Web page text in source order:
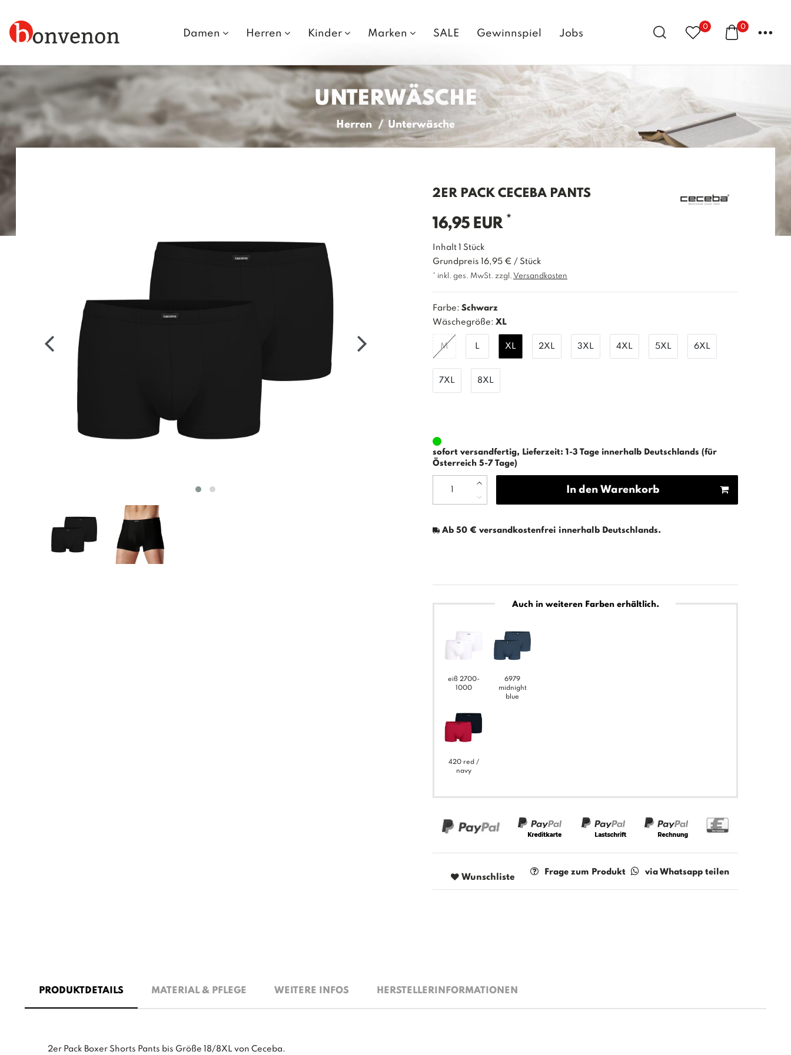
Damen Herren Kinder Marken SALE Gewinnspiel Jobs
0 0 ...
UNTERWÄSCHE
Herren Unterwäsche
2ER PACK CECEBA PANTS
16,95 EUR *
Inhalt
Stück
Grundpreis
16,95 € / Stück
* inkl. ges. MwSt. zzgl. Versandkosten
Farbe: Schwarz
Wäschegröße: XL
M L XL 2XL 3XL 4XL 5XL 6XL
7XL 8XL
sofort versandfertig, Lieferzeit: 1-3 Tage innerhalb Deutschlands (für
Österreich 5-7 Tage)
In den Warenkorb
Ab 50 € versandkostenfrei innerhalb Deutschlands.
Auch in weiteren Farben erhältlich.
eiß 2700-
1000
420 red /
navy
6979
midnight
blue
Wunschliste
Frage zum Produkt via Whatsapp teilen
PRODUKTDETAILS MATERIAL & PFLEGE WEITERE INFOS HERSTELLERINFORMATIONEN
2er Pack Boxer Shorts Pants bis Größe 18/8XL von Ceceba.